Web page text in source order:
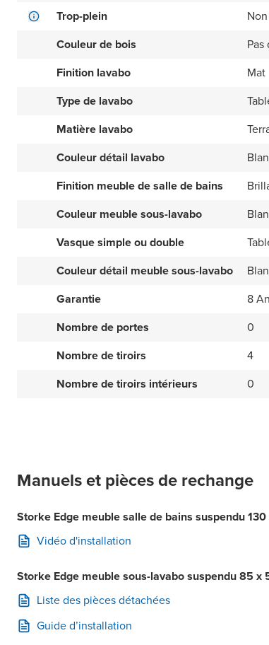
Trop-plein
Couleur de bois
Finition lavabo
Mat
Type de lavabo
Matière lavabo
Couleur détail lavabo
Finition meuble de salle de bains
Couleur meuble sous-lavabo
Vasque simple ou double
Couleur détail meuble sous-lavabo
Garantie
8
Nombre de portes
0
Nombre de tiroirs
4
Nombre de tiroirs intérieurs
0
Manuels et pièces de rechange
Storke Edge meuble salle de bains suspendu
Vidéo d'installation
Storke Edge meuble sous-lavabo suspendu 85
Liste des pièces détachées
Guide d’installation